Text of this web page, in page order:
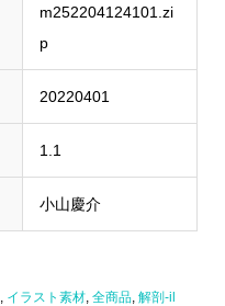
m252204124101.zi
p
20220401
1.1
小山慶介
, イラスト素材, 全商品, 解剖-il